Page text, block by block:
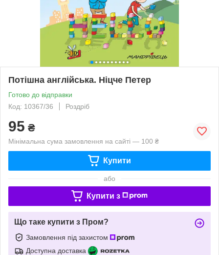
Потішна англійська. Ніцче Петер
Готово до відправки
Код: 10367/36
Роздріб
95 ₴
Мінімальна сума замовлення на сайті — 100 ₴
Купити
або
Купити з
Що таке купити з Пром?
Замовлення під захистом
Доступна доставка